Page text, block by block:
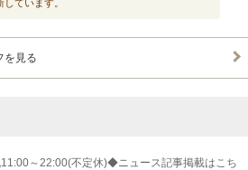
しています。
を見る
～22:00(不定休)◆ニュース記事掲載はこち